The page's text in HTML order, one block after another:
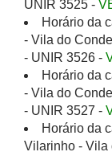
UNIR 3525 -
Horário da
- Vila do
- UNIR 3526 -
Horário da
- Vila do
- UNIR 3527 -
Horário da
Vilarinho - Vila